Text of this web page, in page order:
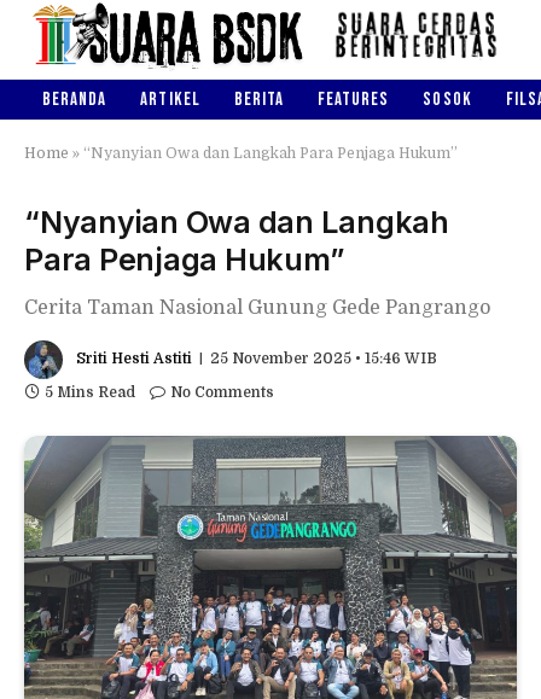
BERANDA ARTIKEL BERITA FEATURES SOSOK
Home » “Nyanyian Owa dan Langkah Para Penjaga Hukum”
“Nyanyian Owa dan Langkah
Para Penjaga Hukum”
Cerita Taman Nasional Gunung Gede Pangrango
Sriti Hesti Astiti
25 November 2025 • 15:46 WIB
5 Mins Read
No Comments